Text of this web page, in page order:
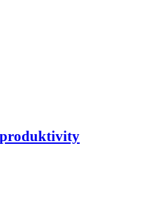
produktivity